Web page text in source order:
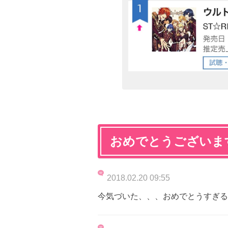
おめでとうございま
2018.02.20 09:55
今気づいた、、、おめでとうすぎる